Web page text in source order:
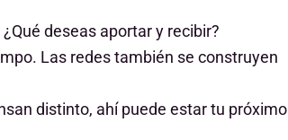
deseas aportar y recibir?
Las redes también se construyen
distinto, ahí puede estar tu próximo